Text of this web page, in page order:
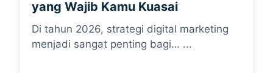
yang Wajib Kamu Kuasai
Di tahun 2026, strategi digital marketing
menjadi sangat penting bagi… ...